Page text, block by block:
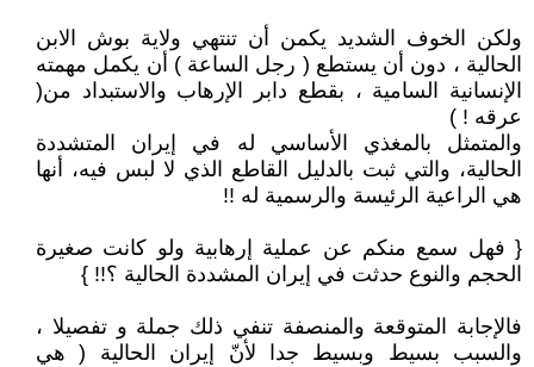
ولكن الخوف الشديد يكمن أن تنتهي ولاية بوش الابن
الحالية ، دون أن يستطع ( رجل الساعة ) أن يكمل مهمته
الإنسانية السامية ، بقطع دابر الإرهاب والاستبداد من(
عرقه ! )
والمتمثل بالمغذي الأساسي له في إيران المتشددة
الحالية، والتي ثبت بالدليل القاطع الذي لا لبس فيه، أنها
هي الراعية الرئيسة والرسمية له !!
{ فهل سمع منكم عن عملية إرهابية ولو كانت صغيرة
الحجم والنوع حدثت في إيران المشددة الحالية ؟!! }
فالإجابة المتوقعة والمنصفة تنفي ذلك جملة و تفصيلا ،
والسبب بسيط وبسيط جدا لأنّ إيران الحالية ( هي